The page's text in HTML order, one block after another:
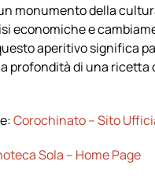
monumento della
economiche e
aperitivo significa
profondità di una ricetta
Corochinato – Sito
Sola – Home Page